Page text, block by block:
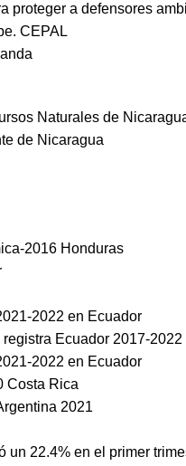
proteger a defensores
CEPAL
Naturales de
de Nicaragua
2016 Honduras
2022 en Ecuador
Ecuador 2017-2022
2022 en Ecuador
Costa Rica
2021
un 22.4% en el primer